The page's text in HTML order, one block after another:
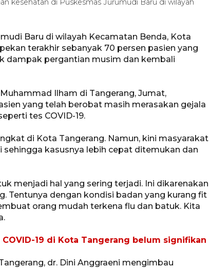
kesehatan di Puskesmas Jurumudi Baru di wilayah
Baru di wilayah Kecamatan Benda, Kota
terakhir sebanyak 70 persen pasien yang
dampak pergantian musim dan kembali
Ilham di Tangerang, Jumat,
yang telah berobat masih merasakan gejala
tes COVID-19.
di Kota Tangerang. Namun, kini masyarakat
kasusnya lebih cepat ditemukan dan
menjadi hal yang sering terjadi. Ini dikarenakan
Tentunya dengan kondisi badan yang kurang fit
orang mudah terkena flu dan batuk. Kita
19 di Kota Tangerang belum signifikan
dr. Dini Anggraeni mengimbau